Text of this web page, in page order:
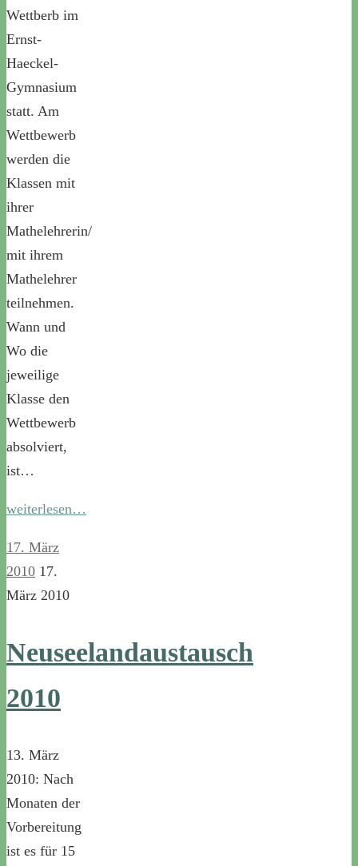
Wettberb im
Ernst-
Haeckel-
Gymnasium
statt. Am
Wettbewerb
werden die
Klassen mit
ihrer
Mathelehrerin/
mit ihrem
Mathelehrer
teilnehmen.
Wann und
Wo die
jeweilige
Klasse den
Wettbewerb
absolviert,
ist…
weiterlesen…
17. März
2010 17.
März 2010
Neuseelandaustausch
2010
13. März
2010: Nach
Monaten der
Vorbereitung
ist es für 15